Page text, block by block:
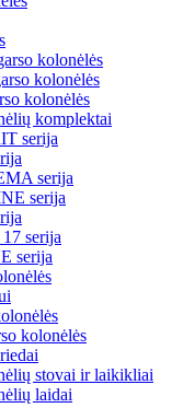
kolonėlės
kolonėlės
kolonėlės
komplektai
serija
serija
serija
serija
serija
kolonėlės
stovai ir laikikliai
laidai